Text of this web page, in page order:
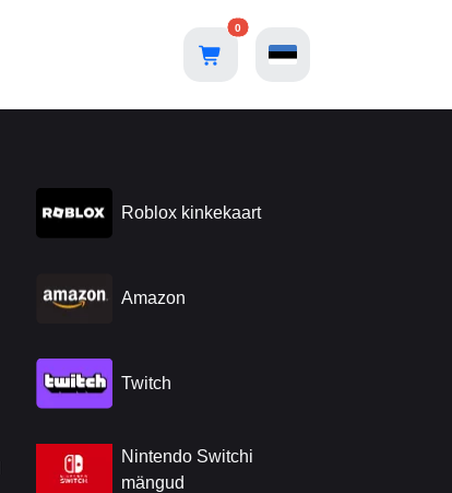
0
Roblox kinkekaart
Amazon
Twitch
Nintendo Switchi
mängud